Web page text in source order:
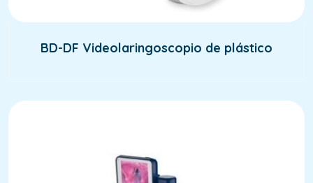
BD-DF Videolaringoscopio de plástico